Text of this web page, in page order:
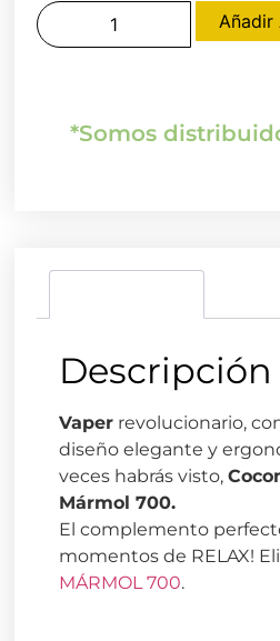
Añadir
*Somos
Descripción
Vaper revolucionario,
diseño elegante y
veces habrás visto,
Mármol 700.
El complemento
momentos de RELAX!
MÁRMOL 700.